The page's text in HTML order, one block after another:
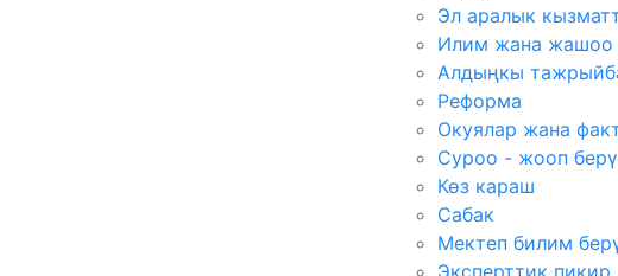
Эл аралык
Илим жана жашоо
Алдыңкы
Реформа
Окуялар жана
Суроо - жооп
Көз караш
Сабак
Мектеп билим
Эксперттик пикир